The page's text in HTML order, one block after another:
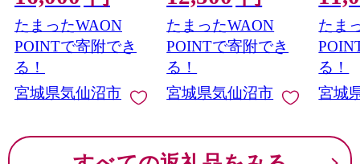
牛たん 牛タン塩 牛た
ん塩 冷凍 焼肉 BBQ ア
ウトドア バーベキュ
ー 厚切り タン
たまったWAON
POINTで寄附でき
る！
宮城県気仙沼市
20565178] 魚 魚介類 刺
身 小分け 冷凍 鮭 さけ
海鮮 切り落とし 生食
用 真空パック さけ サ
ケ 食品 生食 サーモン
トラウト 手巻き寿司
たまったWAON
POINTで寄附でき
る！
宮城県気仙沼市
調理
み か
凍食品
かず
まみ
たま
る！
宮城